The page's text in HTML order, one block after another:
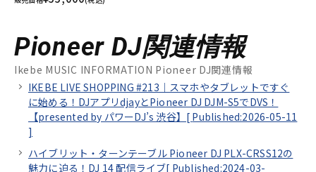
Pioneer DJ関連情報
Ikebe MUSIC INFORMATION Pioneer DJ関連情報
IKEBE LIVE SHOPPING #213｜スマホやタブレットですぐ
に始める！DJアプリdjayとPioneer DJ DJM-S5でDVS！
【presented by パワーDJ’s 渋谷】[ Published:2026-05-11
]
ハイブリット・ターンテーブル Pioneer DJ PLX-CRSS12の
魅力に迫る！DJ 14 配信ライブ[ Published:2024-03-